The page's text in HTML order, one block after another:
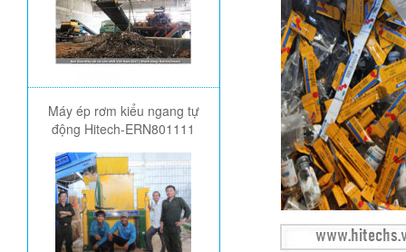
Máy ép rơm kiểu ngang tự
động Hitech-ERN801111